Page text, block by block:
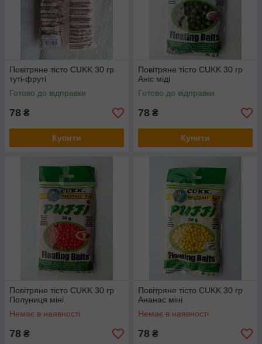
Повітряне тісто CUKK 30 гр
туті-фруті
Готово до відправки
78 ₴
Купити
Повітряне тісто CUKK 30 гр
Аніс міді
Готово до відправки
78 ₴
Купити
Повітряне тісто CUKK 30 гр
Полуниця міні
Немає в наявності
78 ₴
Повітряне тісто CUKK 30 гр
Ананас міні
Немає в наявності
78 ₴